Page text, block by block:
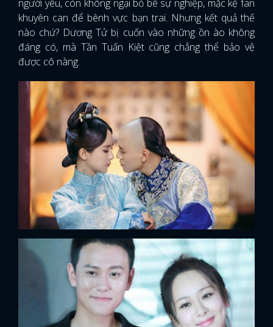
người yêu, còn không ngại bỏ bê sự nghiệp, mặc kệ fan
khuyên can để bênh vực bạn trai. Nhưng kết quả thế
nào chứ? Dương Tử bị cuốn vào những ồn ào không
đáng có, mà Tần Tuấn Kiệt cũng chẳng thể bảo vệ
được cô nàng.